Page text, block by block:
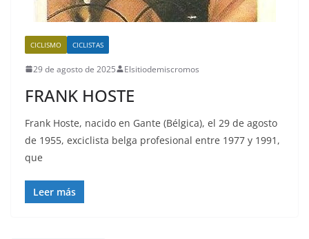
CICLISMO CICLISTAS
29 de agosto de 2025 Elsitiodemiscromos
FRANK HOSTE
Frank Hoste, nacido en Gante (Bélgica), el 29 de agosto
de 1955, exciclista belga profesional entre 1977 y 1991,
que
Leer más